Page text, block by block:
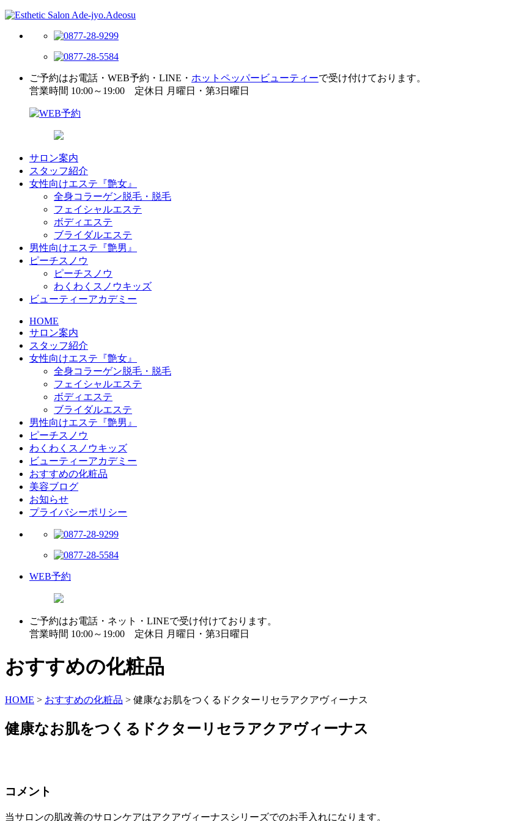
ご予約はお電話・WEB予約・LINE・ ホットペッパービューティーで受け付けております。
営業時間 10:00～19:00 定休日 月曜日・第3日曜日
サロン案内
スタッフ紹介
女性向けエステ『艶女』
全身コラーゲン脱毛・脱毛
フェイシャルエステ
ボディエステ
ブライダルエステ
男性向けエステ『艶男』
ピーチスノウ
ピーチスノウ
わくわくスノウキッズ
ビューティーアカデミー
HOME
サロン案内
スタッフ紹介
女性向けエステ『艶女』
全身コラーゲン脱毛・脱毛
フェイシャルエステ
ボディエステ
ブライダルエステ
男性向けエステ『艶男』
ピーチスノウ
わくわくスノウキッズ
ビューティーアカデミー
おすすめの化粧品
美容ブログ
お知らせ
プライバシーポリシー
WEB予約
ご予約はお電話・ネット・LINEで受け付けております。
営業時間 10:00～19:00 定休日 月曜日・第3日曜日
おすすめの化粧品
HOME > おすすめの化粧品 > 健康なお肌をつくるドクターリセラアクアヴィーナス
健康なお肌をつくるドクターリセラアクアヴィーナス
コメント
当サロンの肌改善のサロンケアはアクアヴィーナスシリーズでのお手入れになります。